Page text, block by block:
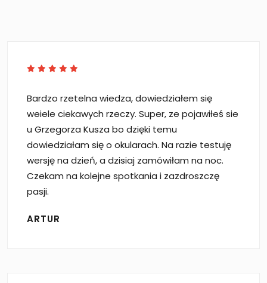
Bardzo rzetelna wiedza, dowiedziałem się
weiele ciekawych rzeczy. Super, ze pojawiłeś sie
u Grzegorza Kusza bo dzięki temu
dowiedziałam się o okularach. Na razie testuję
wersję na dzień, a dzisiaj zamówiłam na noc.
Czekam na kolejne spotkania i zazdroszczę
pasji.
ARTUR